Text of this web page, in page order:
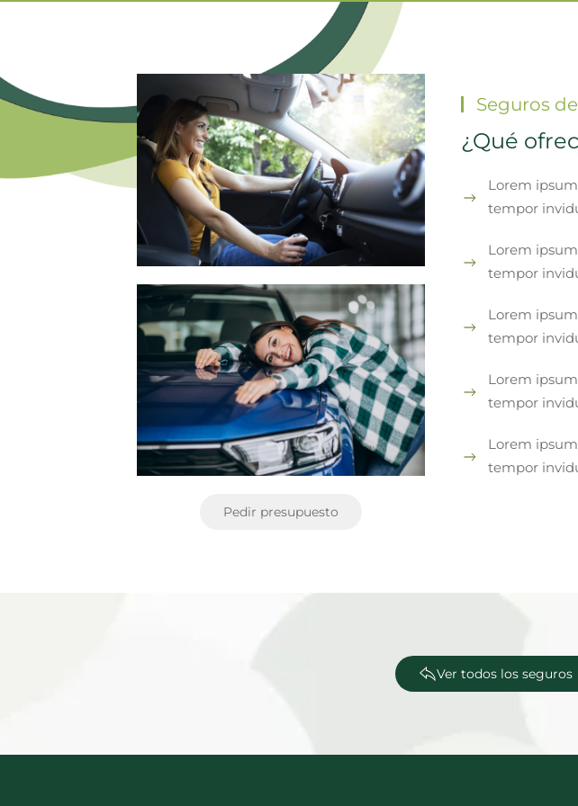
Pedir presupuesto
Seguros
¿Qué
Lorem
tempor
Lorem
tempor
Lorem
tempor
Lorem
tempor
Lorem
tempor
Ver todos los seguros